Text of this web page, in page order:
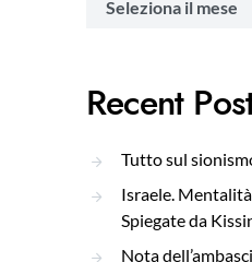
Recent
Tutto sul
Israele.
Spiegate da
Nota